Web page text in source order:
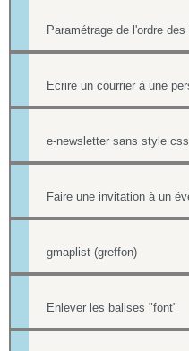
e-newsletter sans style css
gmaplist (greffon)
Enlever les balises "font"